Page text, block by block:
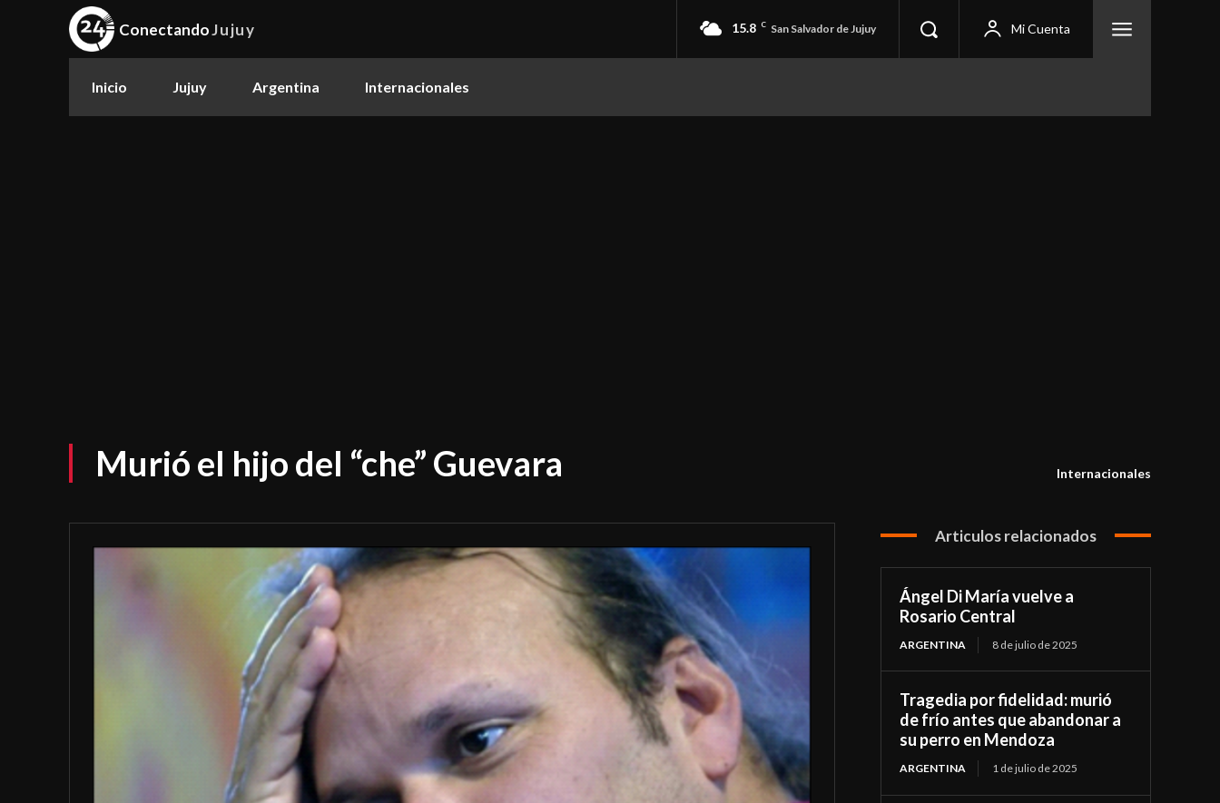
ConectandoJujuy 15.8 C San Salvador de Jujuy Mi Cuenta
Inicio Jujuy Argentina Internacionales
Murió el hijo del “che” Guevara Internacionales
Articulos relacionados
Ángel Di María vuelve a
Rosario Central
ARGENTINA 8 de julio de 2025
Tragedia por fidelidad: murió
de frío antes que abandonar a
su perro en Mendoza
ARGENTINA 1 de julio de 2025